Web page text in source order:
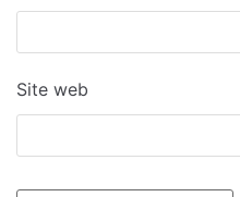
Site web